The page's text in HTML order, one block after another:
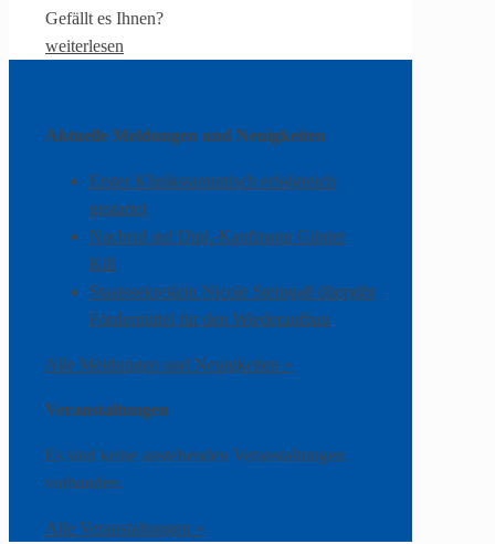
Gefällt es Ihnen?
weiterlesen
Aktuelle Meldungen und Neuigkeiten
Erster Klinikstammtisch erfolgreich
gestartet
Nachruf auf Dipl.-Kaufmann Günter
Kill
Staatssekretärin Nicole Steingaß übergibt
Fördermittel für den Wiederaufbau
Alle Meldungen und Neuigkeiten »
Veranstaltungen
Es sind keine anstehenden Veranstaltungen
vorhanden.
Alle Veranstaltungen »